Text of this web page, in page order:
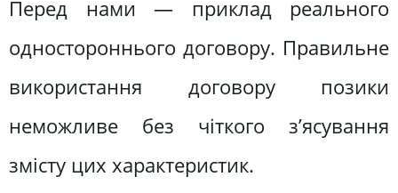
Перед нами — приклад реального
одностороннього договору. Правильне
використання договору позики
неможливе без чіткого з’ясування
змісту цих характеристик.